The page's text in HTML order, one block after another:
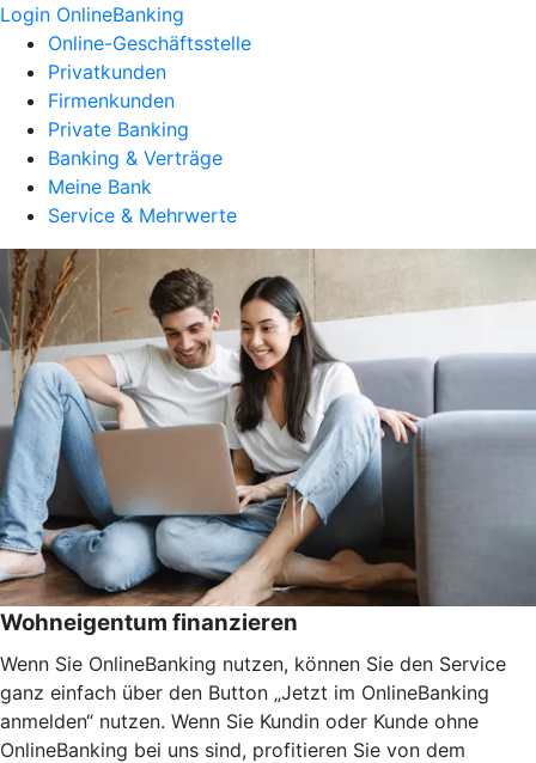
Login OnlineBanking
Online-Geschäftsstelle
Privatkunden
Firmenkunden
Private Banking
Banking & Verträge
Meine Bank
Service & Mehrwerte
Wohneigentum finanzieren
Wenn Sie OnlineBanking nutzen, können Sie den Service
ganz einfach über den Button „Jetzt im OnlineBanking
anmelden“ nutzen. Wenn Sie Kundin oder Kunde ohne
OnlineBanking bei uns sind, profitieren Sie von dem